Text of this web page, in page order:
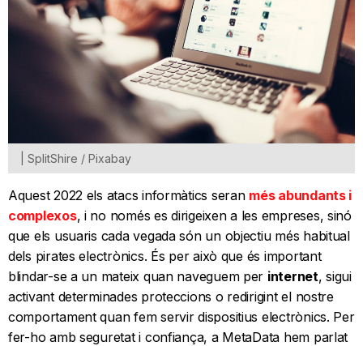
| SplitShire / Pixabay
Aquest 2022 els atacs informàtics seran més abundants i
complexos, i no només es dirigeixen a les empreses, sinó
que els usuaris cada vegada són un objectiu més habitual
dels pirates electrònics. És per això que és important
blindar-se a un mateix quan naveguem per internet, sigui
activant determinades proteccions o redirigint el nostre
comportament quan fem servir dispositius electrònics. Per
fer-ho amb seguretat i confiança, a MetaData hem parlat